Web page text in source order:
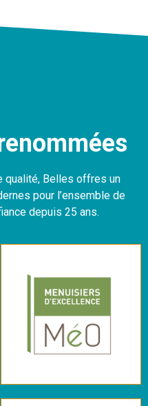
qualité, Belles offres un
pour l’ensemble de
depuis 25 ans.